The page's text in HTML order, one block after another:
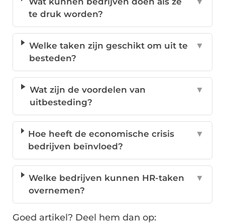
te druk worden?
Welke taken zijn geschikt om uit te
besteden?
▼
Wat zijn de voordelen van
uitbesteding?
▼
Hoe heeft de economische crisis
bedrijven beïnvloed?
▼
Welke bedrijven kunnen HR-taken
overnemen?
▼
Goed artikel? Deel hem dan op: